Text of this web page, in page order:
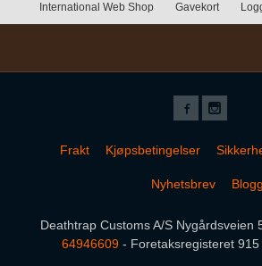
International Web Shop Gavekort
Frakt Kjøpsbetingelser
Nyhetsbrev Blogg
Deathtrap Customs A/S Nygårdsveien
64946609 - Foretaksregisteret 915